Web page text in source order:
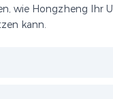
wie Hongzheng Ihr
kann.